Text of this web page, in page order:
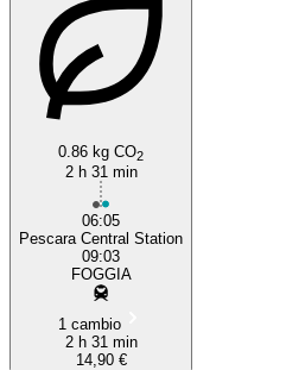
0.86 kg CO2
2 h 31 min
06:05
Pescara Central Station
09:03
FOGGIA
1 cambio
2 h 31 min
14,90 €